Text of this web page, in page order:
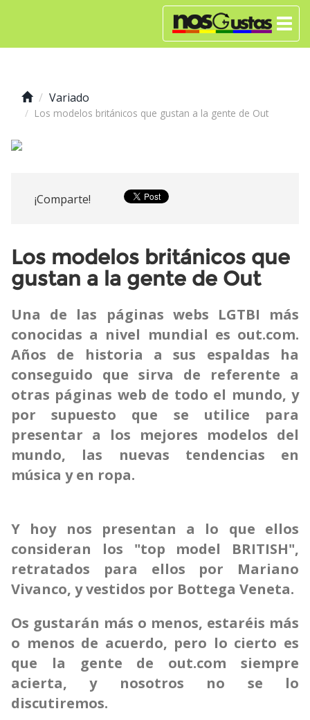
Variado
Los modelos británicos que gustan a la gente de Out
¡Comparte!
Los modelos británicos que
gustan a la gente de Out
Una de las páginas webs LGTBI más
conocidas a nivel mundial es out.com.
Años de historia a sus espaldas ha
conseguido que sirva de referente a
otras páginas web de todo el mundo, y
por supuesto que se utilice para
presentar a los mejores modelos del
mundo, las nuevas tendencias en
música y en ropa.
Y hoy nos presentan a lo que ellos
consideran los "top model BRITISH",
retratados para ellos por Mariano
Vivanco, y vestidos por Bottega Veneta.
Os gustarán más o menos, estaréis más
o menos de acuerdo, pero lo cierto es
que la gente de out.com siempre
acierta, y nosotros no se lo
discutiremos.